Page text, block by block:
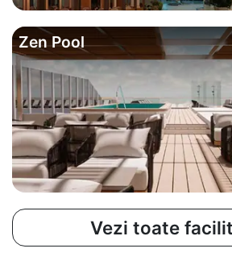
Zen Pool
Vezi toate